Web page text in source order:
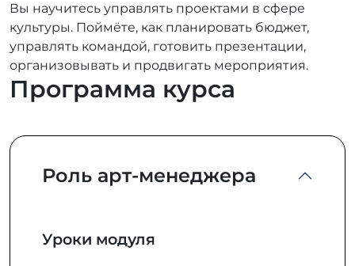
Вы научитесь управлять проектами в сфере
культуры. Поймёте, как планировать бюджет,
управлять командой, готовить презентации,
организовывать и продвигать мероприятия.
Программа курса
Роль арт-менеджера
Уроки модуля